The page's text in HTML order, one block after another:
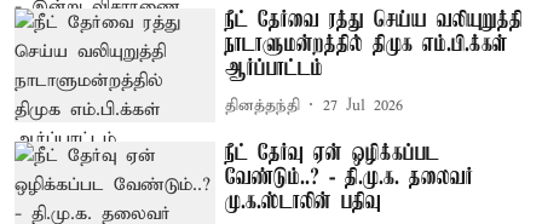
நீட் தேர்வை ரத்து செய்ய வலியுறுத்தி
நாடாளுமன்றத்தில் திமுக எம்.பி.க்கள்
ஆர்ப்பாட்டம்
தினத்தந்தி 27 Jul 2026
நீட் தேர்வு ஏன் ஒழிக்கப்பட
வேண்டும்..? - தி.மு.க. தலைவர்
மு.க.ஸ்டாலின் பதிவு